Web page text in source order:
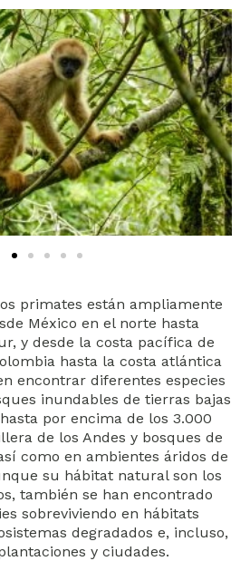
primates están ampliamente
México en el norte hasta
y desde la costa pacífica de
hasta la costa atlántica
encontrar diferentes especies
inundables de tierras bajas
por encima de los 3.000
de los Andes y bosques de
como en ambientes áridos de
su hábitat natural son los
también se han encontrado
sobreviviendo en hábitats
degradados e, incluso,
y ciudades.